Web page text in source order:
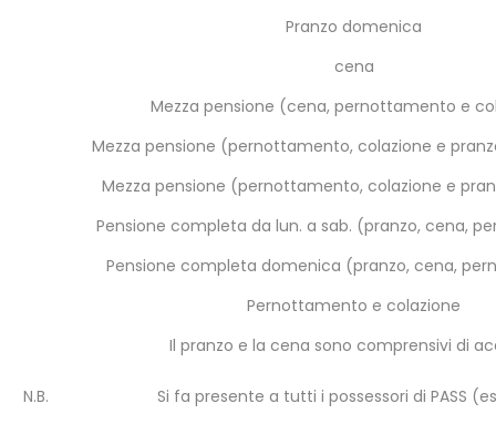
Pranzo domenica
cena
Mezza pensione (cena, pernottamento e
Mezza pensione (pernottamento, colazione e
Mezza pensione (pernottamento, colazione e
Pensione completa da lun. a sab. (pranzo, cena,
Pensione completa domenica (pranzo, cena,
Pernottamento e colazione
Il pranzo e la cena sono comprensivi di
N.B.
Si fa presente a tutti i possessori di PASS